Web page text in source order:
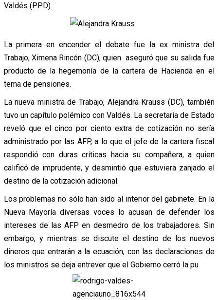
Valdés (PPD).
La primera en encender el debate fue la ex ministra del
Trabajo, Ximena Rincón (DC), quien aseguró que su salida fue
producto de la hegemonía de la cartera de Hacienda en el
tema de pensiones.
La nueva ministra de Trabajo, Alejandra Krauss (DC), también
tuvo un capítulo polémico con Valdés. La secretaria de Estado
reveló que el cinco por ciento extra de cotización no sería
administrado por las AFP, a lo que el jefe de la cartera fiscal
respondió con duras críticas hacia su compañera, a quien
calificó de imprudente, y desmintió que estuviera zanjado el
destino de la cotización adicional.
Los problemas no sólo han sido al interior del gabinete. En la
Nueva Mayoría diversas voces lo acusan de defender los
intereses de las AFP en desmedro de los trabajadores. Sin
embargo, y mientras se discute el destino de los nuevos
dineros que entrarán a la ecuación, con las declaraciones de
los ministros se deja entrever que el Gobierno cerró la pu